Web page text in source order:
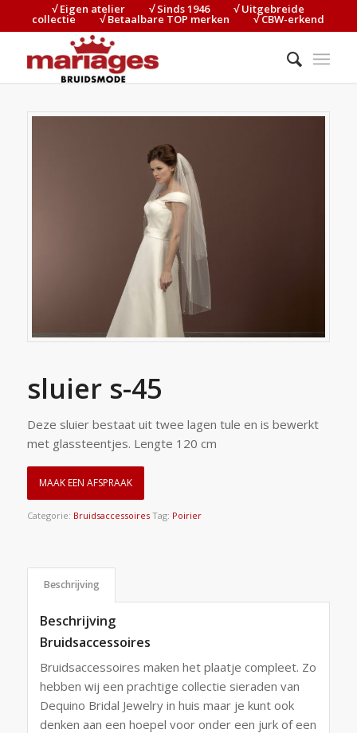
√ Eigen atelier⠀⠀⠀√ Sinds 1946⠀⠀⠀√ Uitgebreide
collectie⠀⠀⠀√ Betaalbare TOP merken⠀⠀⠀√ CBW-erkend
sluier s-45
Deze sluier bestaat uit twee lagen tule en is bewerkt
met glassteentjes. Lengte 120 cm
MAAK EEN AFSPRAAK
Categorie: Bruidsaccessoires Tag: Poirier
Beschrijving
Beschrijving
Bruidsaccessoires
Bruidsaccessoires maken het plaatje compleet. Zo
hebben wij een prachtige collectie sieraden van
Dequino Bridal Jewelry in huis maar je kunt ook
denken aan een hoepel voor onder een jurk of een